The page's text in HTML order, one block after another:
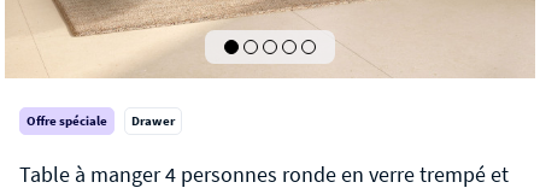
Offre spéciale Drawer